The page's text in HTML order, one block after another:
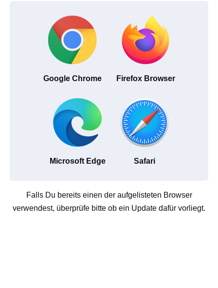
Google Chrome Firefox Browser
Microsoft Edge Safari
Falls Du bereits einen der aufgelisteten Browser
verwendest, überprüfe bitte ob ein Update dafür vorliegt.